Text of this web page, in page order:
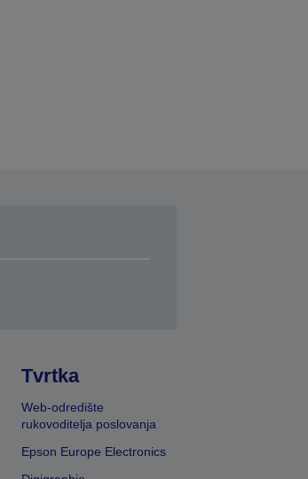
Tvrtka
Web-odredište
rukovoditelja poslovanja
Epson Europe Electronics